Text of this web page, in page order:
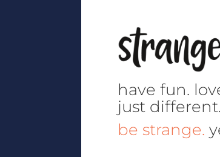
have fun.
just different.
be strange.